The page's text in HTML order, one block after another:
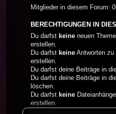
Mitglieder in diesem Forum:
BERECHTIGUNGEN IN
Du darfst keine neuen
erstellen.
Du darfst keine Antworten zu
erstellen.
Du darfst deine Beiträge in
Du darfst deine Beiträge in
löschen.
Du darfst keine
erstellen.